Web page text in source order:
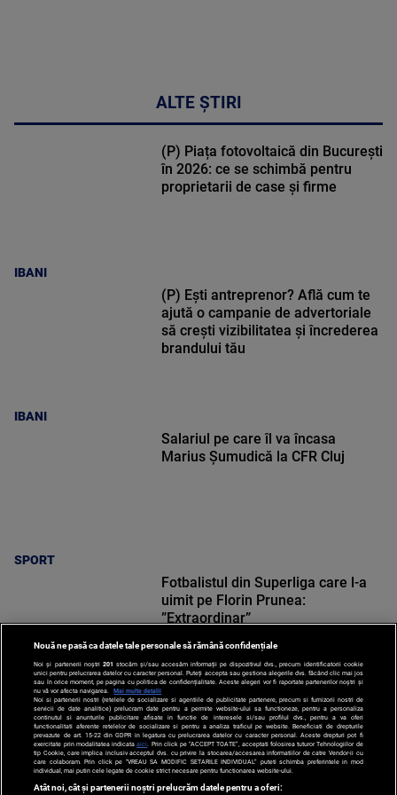
ALTE ȘTIRI
IBANI
(P) Piața fotovoltaică din București
în 2026: ce se schimbă pentru
proprietarii de case și firme
IBANI
(P) Ești antreprenor? Află cum te
ajută o campanie de advertoriale
să crești vizibilitatea și încrederea
brandului tău
SPORT
Salariul pe care îl va încasa
Marius Șumudică la CFR Cluj
SPORT
Fotbalistul din Superliga care l-a
uimit pe Florin Prunea:
”Extraordinar”
Nouă ne pasă ca datele tale personale să rămână confidențiale
Noi și partenerii noștri 201 stocăm și/sau accesăm informații pe dispozitivul dvs., precum identificatorii cookie
unici pentru prelucrarea datelor cu caracter personal. Puteți accepta sau gestiona alegerile dvs. făcând clic mai jos
sau în orice moment, pe pagina cu politica de confidențialitate. Aceste alegeri vor fi raportate partenerilor noștri și
nu vă vor afecta navigarea.
Mai multe detalii
Noi si partenerii nostri (retelele de socializare si agentiile de publicitate partenere, precum si furnizorii nostri de
servicii de date analitice) prelucram date pentru a permite website-ului sa functioneze, pentru a personaliza
continutul si anunturile publicitare afisate in functie de interesele si/sau profilul dvs., pentru a va oferi
functionalitati aferente retelelor de socializare si pentru a analiza traficul pe website. Beneficiati de drepturile
prevazute de art. 15-22 din GDPR in legatura cu prelucrarea datelor cu caracter personal. Aceste drepturi pot fi
exercitate prin modalitatea indicataaici . Prin click pe “ACCEPT TOATE”, acceptati folosirea tuturor Tehnologiilor de
tip Cookie, care implica inclusiv acceptul dvs. cu privire la stocarea/accesarea informatiilor de catre Vendor-ii cu
care colaboram. Prin click pe “VREAU SA MODIFIC SETARILE INDIVIDUAL” puteti schimba preferintele in mod
individual, mai putin cele legate de cookie strict necesare pentru functionarea website-ului.
Atât noi, cât și partenerii noștri prelucrăm datele pentru a oferi: